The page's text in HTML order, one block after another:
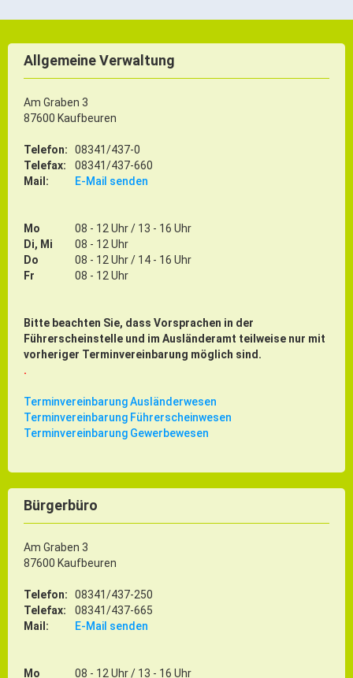
Allgemeine Verwaltung
Am Graben 3
87600 Kaufbeuren
Telefon:
08341/437-0
Telefax:
08341/437-660
Mail:
E-Mail senden
Mo
08 - 12 Uhr / 13 - 16 Uhr
Di, Mi
08 - 12 Uhr
Do
08 - 12 Uhr / 14 - 16 Uhr
Fr
08 - 12 Uhr
Bitte beachten Sie, dass Vorsprachen in der
Führerscheinstelle und im Ausländeramt teilweise nur mit
vorheriger Terminvereinbarung möglich sind.
.
Terminvereinbarung Ausländerwesen
Terminvereinbarung Führerscheinwesen
Terminvereinbarung Gewerbewesen
Bürgerbüro
Am Graben 3
87600 Kaufbeuren
Telefon:
08341/437-250
Telefax:
08341/437-665
Mail:
E-Mail senden
Mo 08 - 12 Uhr / 13 - 16 Uhr